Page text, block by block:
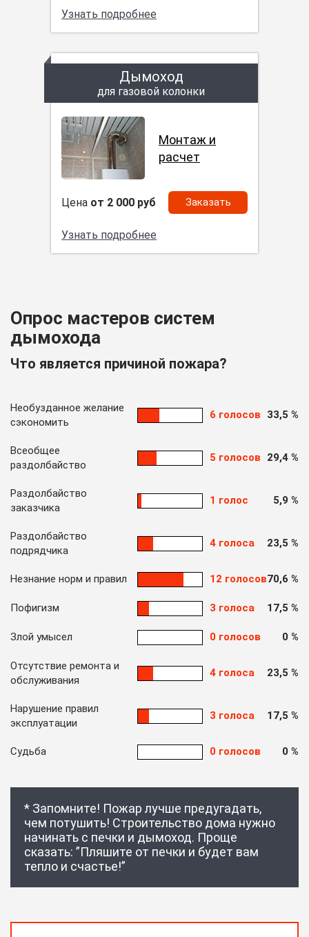
Узнать подробнее
Дымоход
для газовой колонки
Монтаж и
расчет
Цена от 2 000 руб Заказать
Узнать подробнее
Опрос мастеров систем
дымохода
Что является причиной пожара?
Необузданное желание
сэкономить
6 голосов 33,5 %
Всеобщее
раздолбайство
5 голосов 29,4 %
Раздолбайство
заказчика
1 голос 5,9 %
Раздолбайство
подрядчика
4 голоса 23,5 %
Незнание норм и правил 12 голосов70,6 %
Пофигизм 3 голоса 17,5 %
Злой умысел 0 голосов 0 %
Отсутствие ремонта и
обслуживания
4 голоса 23,5 %
Нарушение правил
эксплуатации
3 голоса 17,5 %
Судьба 0 голосов 0 %
* Запомните! Пожар лучше предугадать,
чем потушить! Строительство дома нужно
начинать с печки и дымоход. Проще
сказать: ”Пляшите от печки и будет вам
тепло и счастье!”